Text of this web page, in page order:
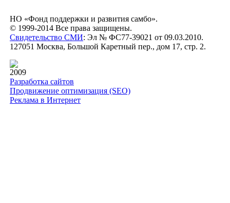
НО «Фонд поддержки и развития самбо».
© 1999-2014 Все права защищены.
Свидетельство СМИ: Эл № ФС77-39021 от 09.03.2010.
127051 Москва, Большой Каретный пер., дом 17, стр. 2.
2009
Разработка сайтов
Продвижение оптимизация (SEO)
Реклама в Интернет